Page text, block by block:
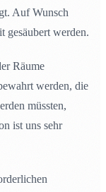
Auf Wunsch
gesäubert werden.
Räume
werden, die
müssten,
ist uns sehr